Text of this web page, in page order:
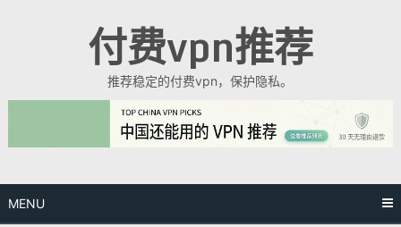
付费vpn推荐
推荐稳定的付费vpn，保护隐私。
MENU